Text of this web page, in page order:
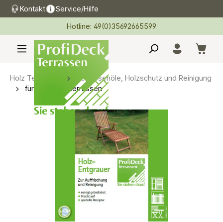
springen
Kontakt Service/Hilfe
Hotline: 49(0)35692665599
Holz Terrassen
Terrassenöle, Holzschutz und Reinigung
für Dauerholzterrassen